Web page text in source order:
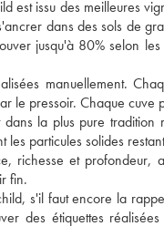
est issu des meilleures
dans des sols de
jusqu'à 80% selon
manuellement.
le pressoir. Chaque
la plus pure
particules solides
richesse et
fin.
s'il faut encore la
des étiquettes